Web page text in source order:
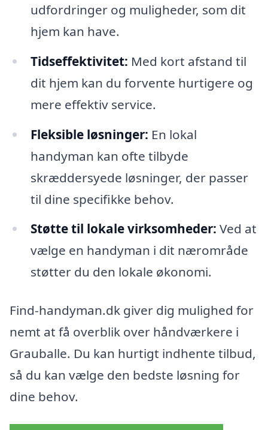
udfordringer og muligheder, som dit
hjem kan have.
Tidseffektivitet: Med kort afstand til
dit hjem kan du forvente hurtigere og
mere effektiv service.
Fleksible løsninger: En lokal
handyman kan ofte tilbyde
skræddersyede løsninger, der passer
til dine specifikke behov.
Støtte til lokale virksomheder: Ved at
vælge en handyman i dit nærområde
støtter du den lokale økonomi.
Find-handyman.dk giver dig mulighed for
nemt at få overblik over håndværkere i
Grauballe. Du kan hurtigt indhente tilbud,
så du kan vælge den bedste løsning for
dine behov.